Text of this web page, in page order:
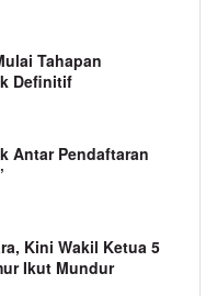
Tahapan
Definitif
Antar Pendaftaran
Kini Wakil Ketua 5
Ikut Mundur